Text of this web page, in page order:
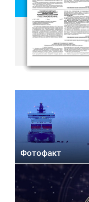
Фотофакт